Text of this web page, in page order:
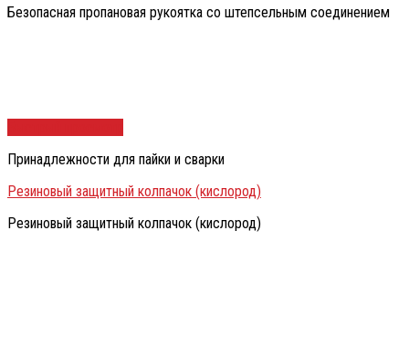
Безопасная пропановая рукоятка со штепсельным соединением
Принадлежности для пайки и сварки
Резиновый защитный колпачок (кислород)
Резиновый защитный колпачок (кислород)